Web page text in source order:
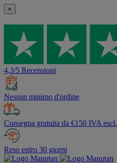
×
4,3/5 Recensioni
Nessun minimo d'ordine
Consegna gratuita da €150 IVA escl.
Reso entro 30 giorni